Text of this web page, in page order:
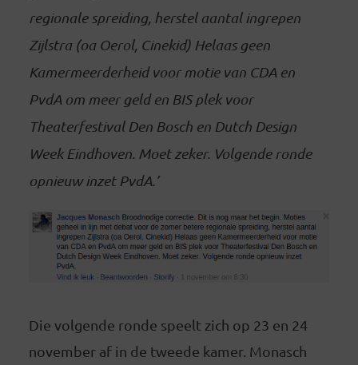
regionale spreiding, herstel aantal ingrepen
Zijlstra (oa Oerol, Cinekid) Helaas geen
Kamermeerderheid voor motie van CDA en
PvdA om meer geld en BIS plek voor
Theaterfestival Den Bosch en Dutch Design
Week Eindhoven. Moet zeker. Volgende ronde
opnieuw inzet PvdA.’
Die volgende ronde speelt zich op 23 en 24
november af in de tweede kamer. Monasch